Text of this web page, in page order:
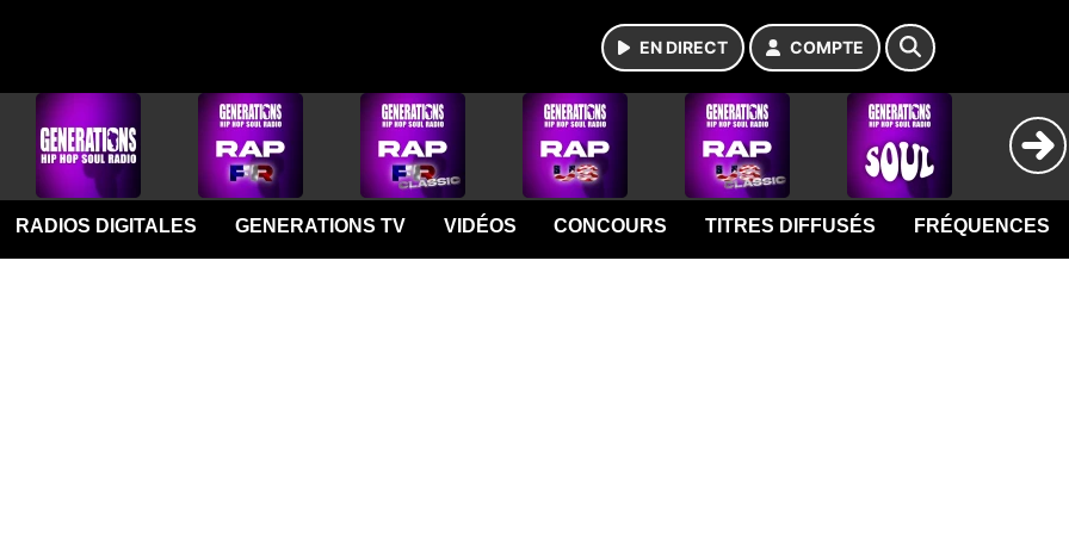
EN DIRECT COMPTE
RADIOS DIGITALES GENERATIONS TV VIDÉOS CONCOURS TITRES DIFFUSÉS FRÉQUENCES